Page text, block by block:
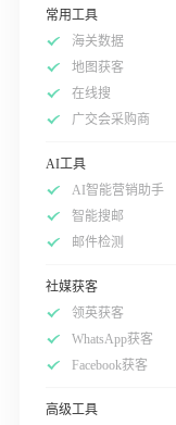
常用工具
海关数据
地图获客
在线搜
广交会采购商
AI工具
AI智能营销助手
智能搜邮
邮件检测
社媒获客
领英获客
WhatsApp获客
Facebook获客
高级工具